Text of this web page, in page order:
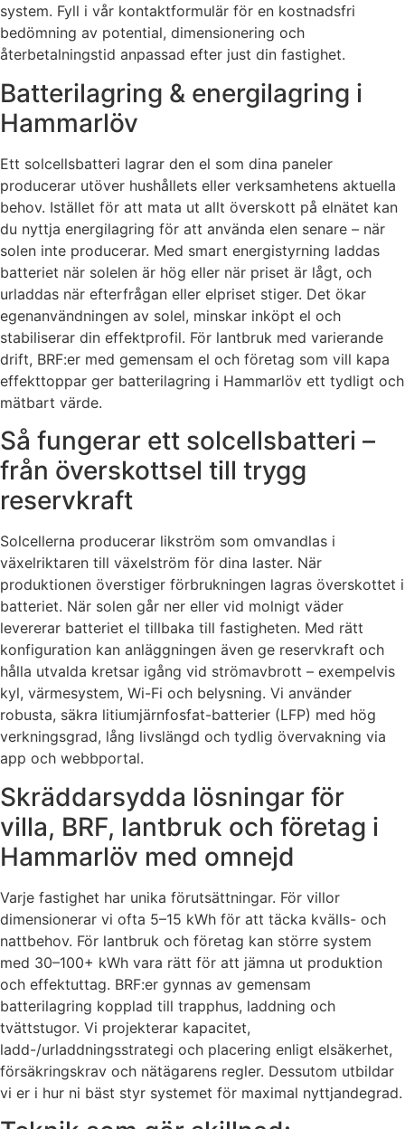
system. Fyll i vår kontaktformulär för en kostnadsfri
bedömning av potential, dimensionering och
återbetalningstid anpassad efter just din fastighet.
Batterilagring & energilagring i
Hammarlöv
Ett solcellsbatteri lagrar den el som dina paneler
producerar utöver hushållets eller verksamhetens aktuella
behov. Istället för att mata ut allt överskott på elnätet kan
du nyttja energilagring för att använda elen senare – när
solen inte producerar. Med smart energistyrning laddas
batteriet när solelen är hög eller när priset är lågt, och
urladdas när efterfrågan eller elpriset stiger. Det ökar
egenanvändningen av solel, minskar inköpt el och
stabiliserar din effektprofil. För lantbruk med varierande
drift, BRF:er med gemensam el och företag som vill kapa
effekttoppar ger batterilagring i Hammarlöv ett tydligt och
mätbart värde.
Så fungerar ett solcellsbatteri –
från överskottsel till trygg
reservkraft
Solcellerna producerar likström som omvandlas i
växelriktaren till växelström för dina laster. När
produktionen överstiger förbrukningen lagras överskottet i
batteriet. När solen går ner eller vid molnigt väder
levererar batteriet el tillbaka till fastigheten. Med rätt
konfiguration kan anläggningen även ge reservkraft och
hålla utvalda kretsar igång vid strömavbrott – exempelvis
kyl, värmesystem, Wi-Fi och belysning. Vi använder
robusta, säkra litiumjärnfosfat-batterier (LFP) med hög
verkningsgrad, lång livslängd och tydlig övervakning via
app och webbportal.
Skräddarsydda lösningar för
villa, BRF, lantbruk och företag i
Hammarlöv med omnejd
Varje fastighet har unika förutsättningar. För villor
dimensionerar vi ofta 5–15 kWh för att täcka kvälls- och
nattbehov. För lantbruk och företag kan större system
med 30–100+ kWh vara rätt för att jämna ut produktion
och effektuttag. BRF:er gynnas av gemensam
batterilagring kopplad till trapphus, laddning och
tvättstugor. Vi projekterar kapacitet,
ladd-/urladdningsstrategi och placering enligt elsäkerhet,
försäkringskrav och nätägarens regler. Dessutom utbildar
vi er i hur ni bäst styr systemet för maximal nyttjandegrad.